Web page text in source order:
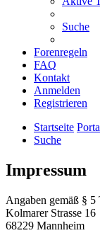
Suche
Forenregeln
FAQ
Kontakt
Anmelden
Registrieren
Startseite
Suche
Impressum
Angaben gemäß §
Kolmarer Strasse 16
68229 Mannheim